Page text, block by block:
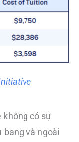
không có sự
bang và ngoài